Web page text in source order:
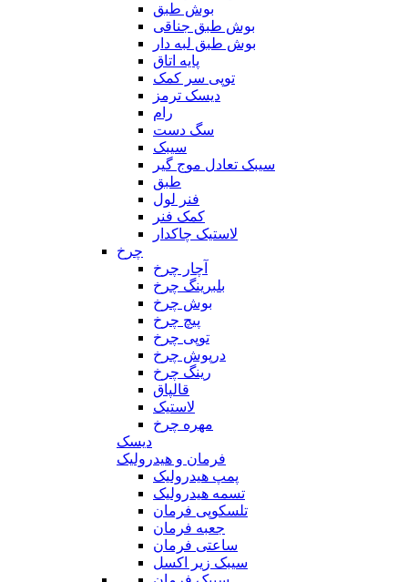
بوش طبق
بوش طبق جناقی
بوش طبق لبه دار
پایه اتاق
توپی سر کمک
دیسک ترمز
رام
سگ دست
سیبک
سیبک تعادل موج گیر
طبق
فنر لول
کمک فنر
لاستیک چاکدار
چرخ
آچار چرخ
بلبرینگ چرخ
بوش چرخ
پیچ چرخ
توپی چرخ
درپوش چرخ
رینگ چرخ
قالپاق
لاستیک
مهره چرخ
دیسک
فرمان و هیدرولیک
پمپ هیدرولیک
تسمه هیدرولیک
تلسکوپی فرمان
جعبه فرمان
ساعتی فرمان
سیبک زیر اکسل